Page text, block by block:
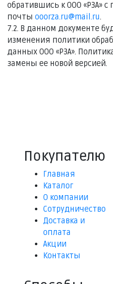
обратившись к ООО «РЗА»
почты ooorza.ru@mail.ru.
7.2. В данном документе
изменения политики
данных ООО «РЗА».
замены ее новой версией.
Покупателю
Главная
Каталог
О компании
Сотрудничество
Доставка и
оплата
Акции
Контакты